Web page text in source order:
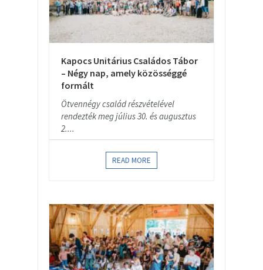
Kapocs Unitárius Családos Tábor
– Négy nap, amely közösséggé
formált
Ötvennégy család részvételével
rendezték meg július 30. és augusztus
2....
READ MORE